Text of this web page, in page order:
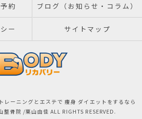
約 ブログ（お知らせ・コラム）
ー サイトマップ
ーニングとエステで 痩身 ダイエットをするなら
骨院 /栗山由佳 ALL RIGHTS RESERVED.